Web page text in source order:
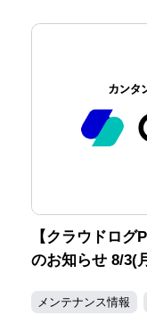
【クラウドロ
のお知らせ 8/3(
メンテナンス情報